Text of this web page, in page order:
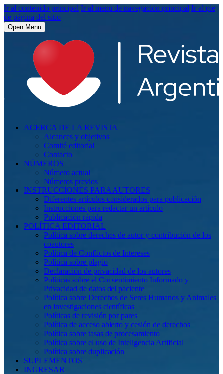
Ir al contenido principal Ir al menú de navegación principal Ir al pie
de página del sitio
Open Menu
ACERCA DE LA REVISTA
Alcances y objetivos
Comité editorial
Contacto
NÚMEROS
Número actual
Números previos
INSTRUCCIONES PARA AUTORES
Diferentes artículos considerados para publicación
Instrucciones para redactar un artículo
Publicación rápida
POLÍTICA EDITORIAL
Política sobre derechos de autor y contribución de los
coautores
Política de Conflictos de Intereses
Política sobre plagio
Declaración de privacidad de los autores
Políticas sobre el Consentimiento Informado y
Privacidad de datos del paciente
Política sobre Derechos de Seres Humanos y Animales
en investigaciones científicas
Políticas de revisión por pares
Política de acceso abierto y cesión de derechos
Política sobre tasas de procesamiento
Política sobre el uso de Inteligencia Artificial
Política sobre duplicación
SUPLEMENTOS
INGRESAR